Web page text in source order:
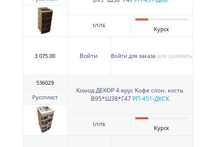
1/1/16 Курск
3 075.00 Войти Войти для заказа или сравнить
536029
Русспласт
Комод ДЕКОР 4 ярус Кофе слон. кость
В95*Ш38*Г47 РП-451-ДКСК
1/1/16 Курск